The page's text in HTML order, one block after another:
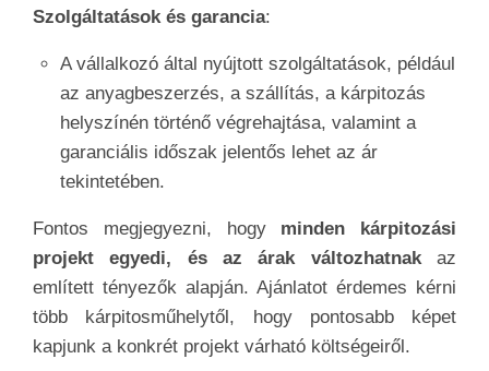
Szolgáltatások és garancia:
A vállalkozó által nyújtott szolgáltatások, például
az anyagbeszerzés, a szállítás, a kárpitozás
helyszínén történő végrehajtása, valamint a
garanciális időszak jelentős lehet az ár
tekintetében.
Fontos megjegyezni, hogyminden kárpitozási
projekt egyedi, és az árak változhatnak az
említett tényezők alapján. Ajánlatot érdemes kérni
több kárpitosműhelytől, hogy pontosabb képet
kapjunk a konkrét projekt várható költségeiről.